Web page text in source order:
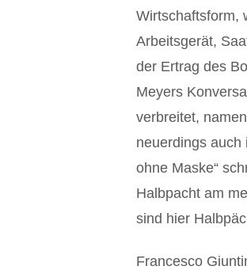
Wirtschaftsform,
Arbeitsgerät,
der Ertrag des
Meyers
verbreitet,
neuerdings auch
ohne Maske“
Halbpacht am
sind hier
Francesco